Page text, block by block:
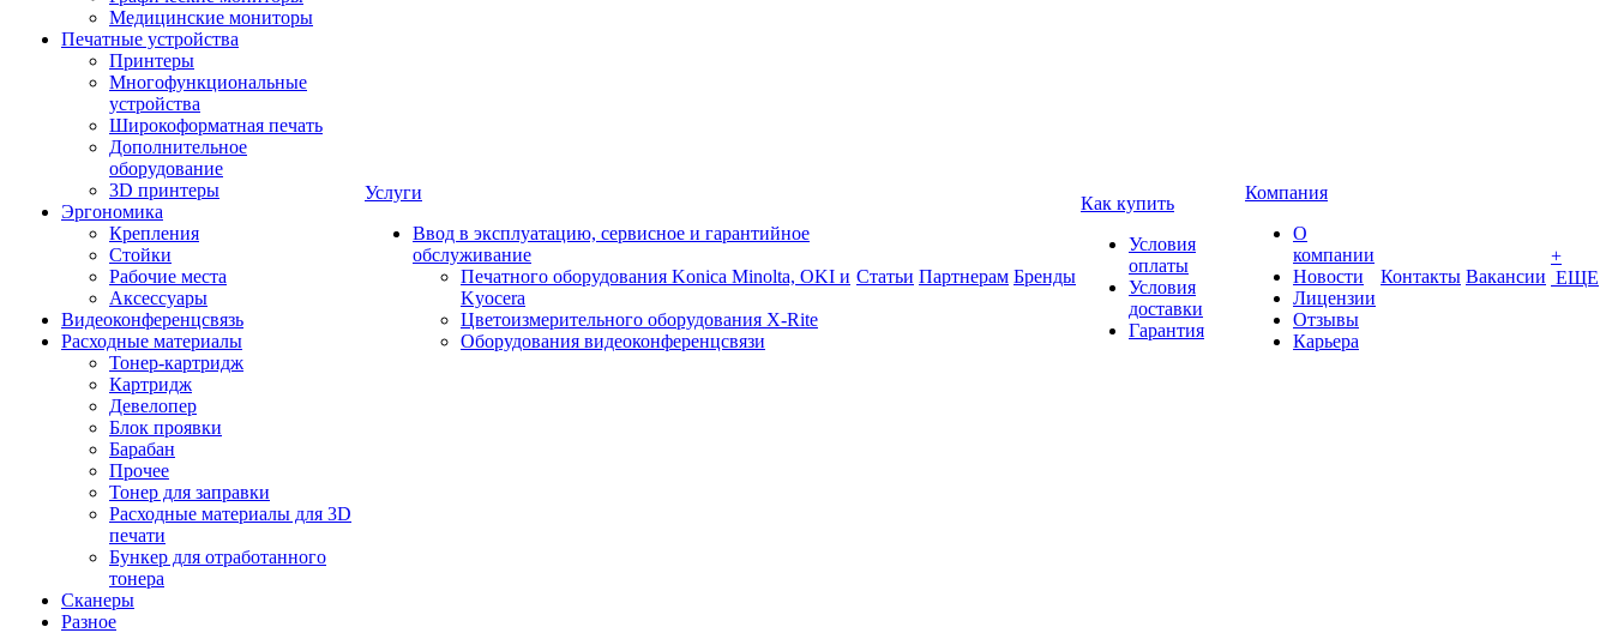
Медицинские мониторы
Печатные устройства
Принтеры
Многофункциональные
устройства
Широкоформатная печать
Дополнительное
оборудование
3D принтеры
Эргономика
Крепления
Стойки
Рабочие места
Аксессуары
Видеоконференцсвязь
Расходные материалы
Тонер-картридж
Картридж
Девелопер
Блок проявки
Барабан
Прочее
Тонер для заправки
Расходные материалы для 3D
печати
Бункер для отработанного
тонера
Сканеры
Разное
Услуги
Ввод в эксплуатацию, сервисное и гарантийное
обслуживание
Печатного оборудования Konica Minolta, OKI и
Kyocera
Цветоизмерительного оборудования X-Rite
Оборудования видеоконференцсвязи
Статьи Партнерам Бренды
Как купить
Условия
оплаты
Условия
доставки
Гарантия
Компания
О
компании
Новости
Лицензии
Отзывы
Карьера
Контакты Вакансии
+
ЕЩЕ